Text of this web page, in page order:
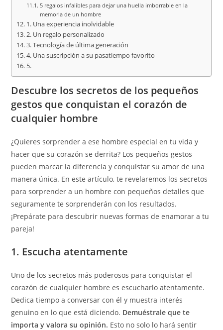
5 regalos infalibles para dejar una huella imborrable en la
memoria de un hombre
1. Una experiencia inolvidable
2. Un regalo personalizado
3. Tecnología de última generación
4. Una suscripción a su pasatiempo favorito
5.
Descubre los secretos de los pequeños
gestos que conquistan el corazón de
cualquier hombre
¿Quieres sorprender a ese hombre especial en tu vida y
hacer que su corazón se derrita? Los pequeños gestos
pueden marcar la diferencia y conquistar su amor de una
manera única. En este artículo, te revelaremos los secretos
para sorprender a un hombre con pequeños detalles que
seguramente te sorprenderán con los resultados.
¡Prepárate para descubrir nuevas formas de enamorar a tu
pareja!
1. Escucha atentamente
Uno de los secretos más poderosos para conquistar el
corazón de cualquier hombre es escucharlo atentamente.
Dedica tiempo a conversar con él y muestra interés
genuino en lo que está diciendo. Demuéstrale que te
importa y valora su opinión. Esto no solo lo hará sentir